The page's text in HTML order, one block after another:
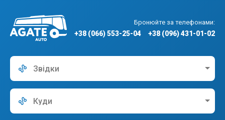
Бронюйте за телефонами:
+38 (066) 553-25-04 +38 (096) 431-01-02
Звідки
Куди